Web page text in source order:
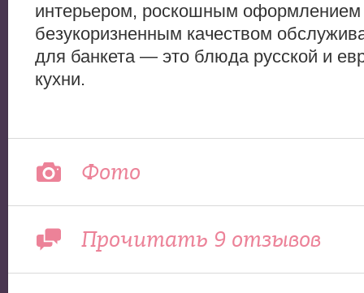
интерьером, роскошным оформлением
безукоризненным качеством
для банкета — это блюда русской и
кухни.
Фото
Прочитать 9 отзывов